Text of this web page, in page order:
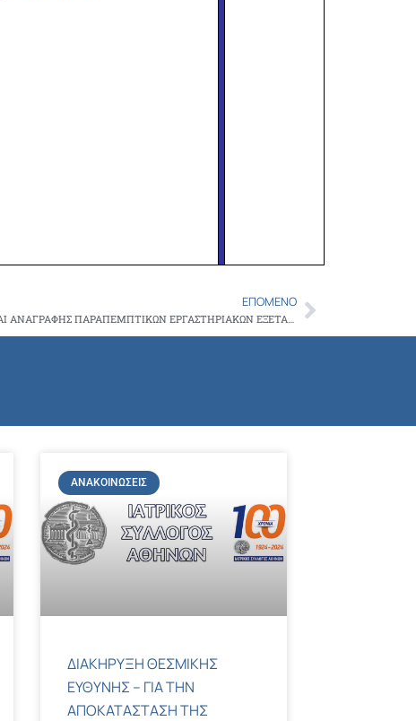
ΕΠΌΜΕΝΟ
ΔΥΝΑΤΟΤΗΤΑ ΣΥΝΤΑΓΟΓΡΑΦΗΣΗΣ ΚΑΙ ΑΝΑΓΡΑΦΗΣ ΠΑΡΑΠΕΜΠΤΙΚΩΝ ΕΡΓΑΣΤΗΡΙΑΚΩΝ ΕΞΕΤΑΣΕΩΝ ΤΩΝ ΕΡΓΑΣΤΗΡΙΑΚΩΝ ΙΑΤΡΙΚΩΝ ΕΙΔΙΚΟΤΗΤΩΝNext
ΑΝΑΚΟΙΝΏΣΕΙΣ
ΔΙΑΚΗΡΥΞΗ ΘΕΣΜΙΚΗΣ
ΕΥΘΥΝΗΣ – ΓΙΑ ΤΗΝ
ΑΠΟΚΑΤΑΣΤΑΣΗ ΤΗΣ